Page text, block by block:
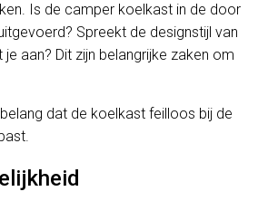
Is de camper koelkast in de door
Spreekt de designstijl van
aan? Dit zijn belangrijke zaken om
dat de koelkast feilloos bij de